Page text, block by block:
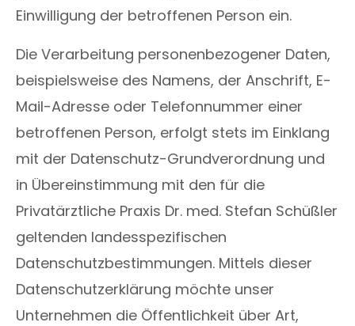
Einwilligung der betroffenen Person ein.
Die Verarbeitung personenbezogener Daten,
beispielsweise des Namens, der Anschrift, E-
Mail-Adresse oder Telefonnummer einer
betroffenen Person, erfolgt stets im Einklang
mit der Datenschutz-Grundverordnung und
in Übereinstimmung mit den für die
Privatärztliche Praxis Dr. med. Stefan Schüßler
geltenden landesspezifischen
Datenschutzbestimmungen. Mittels dieser
Datenschutzerklärung möchte unser
Unternehmen die Öffentlichkeit über Art,